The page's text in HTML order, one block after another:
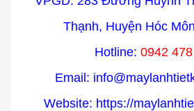
Thạnh, Huyện Hóc
Hotline: 0942
Email:
Website: https://